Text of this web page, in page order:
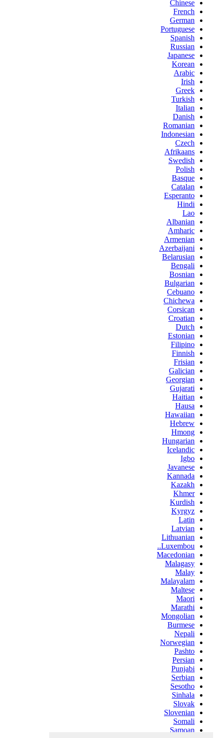
Chinese
French
German
Portuguese
Spanish
Russian
Japanese
Korean
Arabic
Irish
Greek
Turkish
Italian
Danish
Romanian
Indonesian
Czech
Afrikaans
Swedish
Polish
Basque
Catalan
Esperanto
Hindi
Lao
Albanian
Amharic
Armenian
Azerbaijani
Belarusian
Bengali
Bosnian
Bulgarian
Cebuano
Chichewa
Corsican
Croatian
Dutch
Estonian
Filipino
Finnish
Frisian
Galician
Georgian
Gujarati
Haitian
Hausa
Hawaiian
Hebrew
Hmong
Hungarian
Icelandic
Igbo
Javanese
Kannada
Kazakh
Khmer
Kurdish
Kyrgyz
Latin
Latvian
Lithuanian
Luxembou..
Macedonian
Malagasy
Malay
Malayalam
Maltese
Maori
Marathi
Mongolian
Burmese
Nepali
Norwegian
Pashto
Persian
Punjabi
Serbian
Sesotho
Sinhala
Slovak
Slovenian
Somali
Samoan